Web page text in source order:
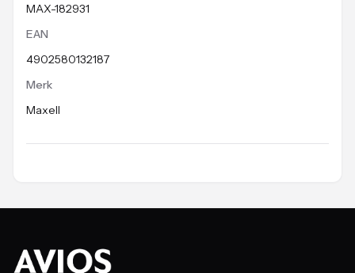
MAX-182931
EAN
4902580132187
Merk
Maxell